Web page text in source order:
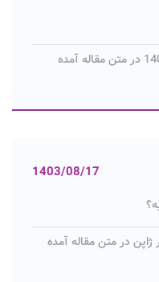
سلام. قیمت تور ژاپن 1403 در متن مقاله آمده
1403/08/17
ژاپن در متن مقاله آمده